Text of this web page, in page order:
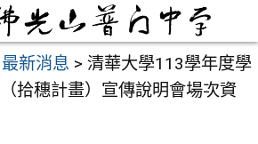
最新消息 > 清華大學113學年度學
拾穗計畫）宣傳說明會場次資